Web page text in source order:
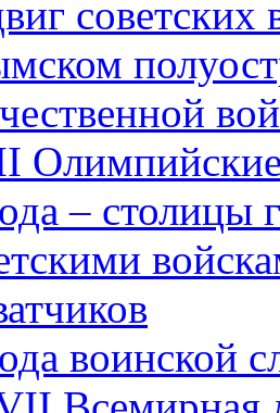
советских
– столицы
воинской